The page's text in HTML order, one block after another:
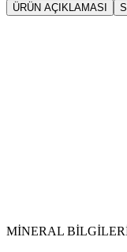
ÜRÜN AÇIKLAMASI
MİNERAL